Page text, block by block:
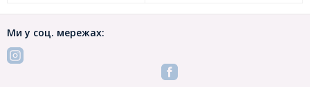
Ми у соц. мережах: